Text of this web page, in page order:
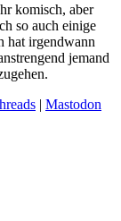
komisch, aber
so auch einige
hat irgendwann
jemand
| Mastodon